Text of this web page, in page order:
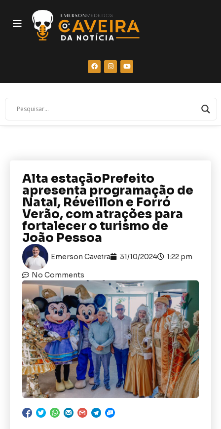
Alta estaçãoPrefeito
apresenta programação de
Natal, Réveillon e Forró
Verão, com atrações para
fortalecer o turismo de
João Pessoa
Emerson Caveira 31/10/2024 1:22 pm
No Comments